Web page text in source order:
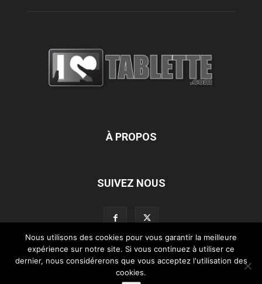
À PROPOS
SUIVEZ NOUS
L’équipe d’iLoveTablette.com Contactez-nous
Nos partenaires
Mentions légales
Nous utilisons des cookies pour vous garantir la meilleure
expérience sur notre site. Si vous continuez à utiliser ce
dernier, nous considérerons que vous acceptez l'utilisation des
cookies.